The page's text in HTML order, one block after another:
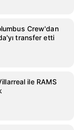
Crew'dan
transfer etti
ile RAMS